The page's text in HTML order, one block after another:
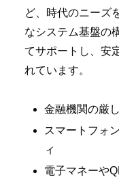
ど、時代のニーズ
なシステム基盤の
てサポートし、安
れています。
金融機関の厳
スマートフォ
ィ
電子マネーや